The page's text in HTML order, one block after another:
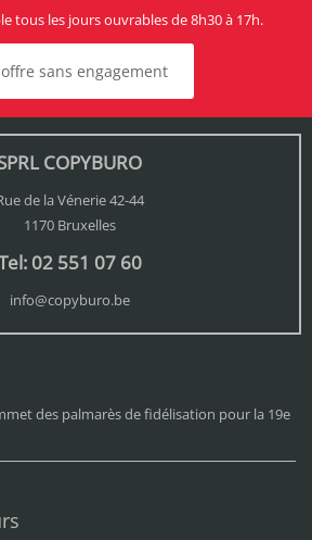
tous les jours ouvrables de 8h30 à 17h.
sans engagement
COPYBURO
de la Vénerie 42-44
1170 Bruxelles
02 551 07 60
info@copyburo.be
des palmarès de fidélisation pour la 19e